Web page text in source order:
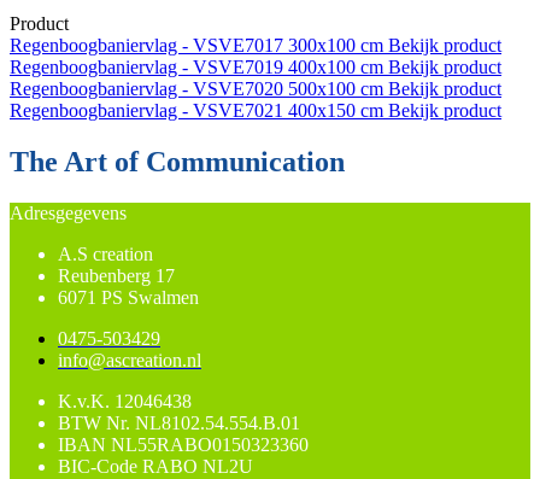
Product
Regenboogbaniervlag - VSVE7017 300x100 cm Bekijk product
Regenboogbaniervlag - VSVE7019 400x100 cm Bekijk product
Regenboogbaniervlag - VSVE7020 500x100 cm Bekijk product
Regenboogbaniervlag - VSVE7021 400x150 cm Bekijk product
The Art of Communication
Adresgegevens
A.S creation
Reubenberg 17
6071 PS Swalmen
0475-503429
info@ascreation.nl
K.v.K. 12046438
BTW Nr. NL8102.54.554.B.01
IBAN NL55RABO0150323360
BIC-Code RABO NL2U